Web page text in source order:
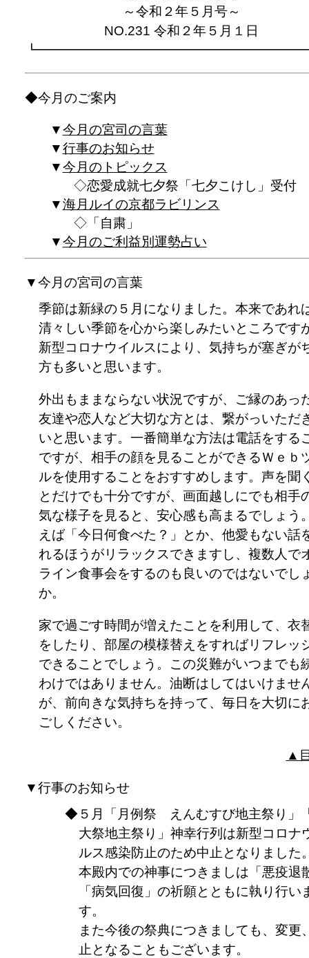
～令和２年５月号～
NO.231 令和２年５月１日
◆今月のご案内
今月の宮司の言葉
行事のお知らせ
今月のトピックス
恋愛成就七夕祭「七夕こけし」受付
海月ルイの京都ラビリンス
「自粛」
今月のご利益別運勢占い
▼今月の宮司の言葉
季節は新緑の５月になりました。本来であれ
清々しい季節を心から楽しみたいところです
新型コロナウイルスにより、気持ちが塞ぎが
方も多いと思います。
外出もままならない状況ですが、ご縁のあっ
友達や恋人など大切な方とは、繋がっいただ
いと思います。一番簡単な方法は電話をする
ですが、相手の顔を見ることができるＷｅｂ
ルを使用することをおすすめします。声を聞
とだけでも十分ですが、画面越しにでも相手
気な様子を見ると、安心感も高まるでしょう
えば「今日何食べた？」とか、他愛もない話
れるほうがリラックスできますし、複数人で
ライン食事会をするのも良いのではないでし
か。
家で過ごす時間が増えたことを利用して、衣
をしたり、部屋の模様替えをすればリフレッ
できることでしょう。この災難がいつまでも
わけではありません。油断はしてはいけませ
が、前向きな気持ちを持って、毎日を大切に
ごしください。
▲
▼行事のお知らせ
５月「月例祭 えんむすび地主祭り」
大祭地主祭り」神幸行列は新型コロナ
ルス感染防止のため中止となりました
本殿内での神事につきましは「悪疫退
「病気回復」の祈願とともに執り行い
す。
また今後の祭典につきましても、変更
止となることもございます。